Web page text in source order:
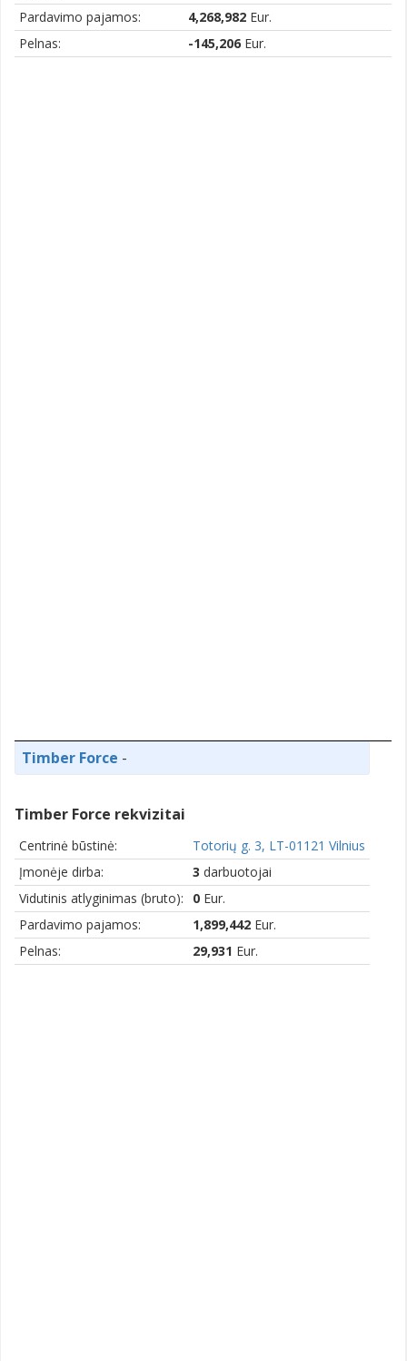
Pardavimo pajamos: 4,268,982 Eur.
Pelnas:
-145,206 Eur.
Timber Force -
Timber Force rekvizitai
Centrinė būstinė:
Totorių g. 3, LT-01121 Vilnius
Įmonėje dirba:
3 darbuotojai
Vidutinis atlyginimas (bruto):
0 Eur.
Pardavimo pajamos:
1,899,442 Eur.
Pelnas:
29,931 Eur.